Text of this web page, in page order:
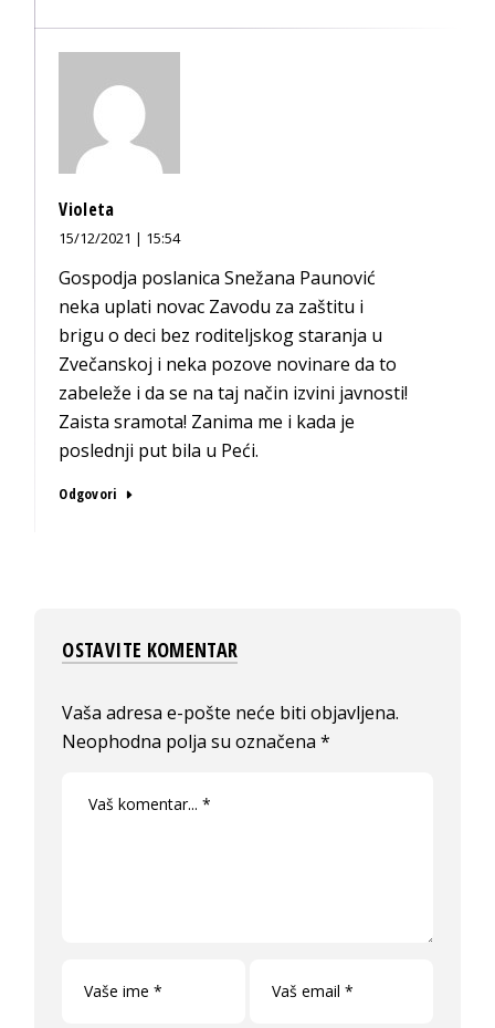
Violeta
15/12/2021 | 15:54
Gospodja poslanica Snežana Paunović
neka uplati novac Zavodu za zaštitu i
brigu o deci bez roditeljskog staranja u
Zvečanskoj i neka pozove novinare da to
zabeleže i da se na taj način izvini javnosti!
Zaista sramota! Zanima me i kada je
poslednji put bila u Peći.
Odgovori
OSTAVITE KOMENTAR
Vaša adresa e-pošte neće biti objavljena.
Neophodna polja su označena*